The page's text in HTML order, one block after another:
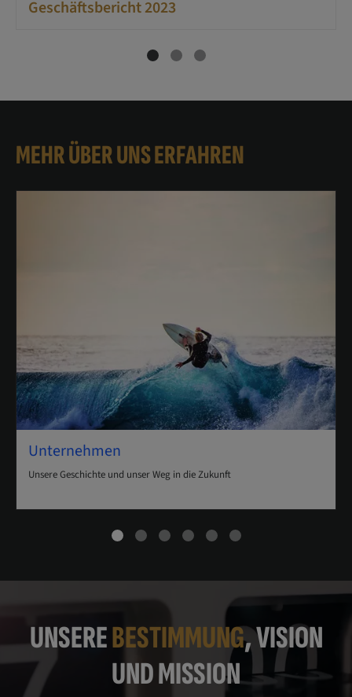
Geschäftsbericht 2023
MEHR ÜBER UNS ERFAHREN
Unternehmen
Unsere Geschichte und unser Weg in die Zukunft
UNSEREBESTIMMUNG, VISION
UND MISSION